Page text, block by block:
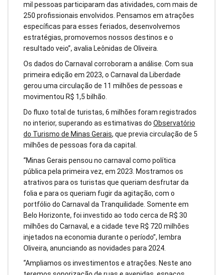
mil pessoas participaram das atividades, com mais de
250 profissionais envolvidos. Pensamos em atrações
específicas para esses feriados, desenvolvemos
estratégias, promovemos nossos destinos e o
resultado veio”, avalia Leônidas de Oliveira.
Os dados do Carnaval corroboram a análise. Com sua
primeira edição em 2023, o Carnaval da Liberdade
gerou uma circulação de 11 milhões de pessoas e
movimentou R$ 1,5 bilhão.
Do fluxo total de turistas, 6 milhões foram registrados
no interior, superando as estimativas do Observatório
do Turismo de Minas Gerais, que previa circulação de 5
milhões de pessoas fora da capital.
“Minas Gerais pensou no carnaval como política
pública pela primeira vez, em 2023. Mostramos os
atrativos para os turistas que queriam desfrutar da
folia e para os queriam fugir da agitação, com o
portfólio do Carnaval da Tranquilidade. Somente em
Belo Horizonte, foi investido ao todo cerca de R$ 30
milhões do Carnaval, e a cidade teve R$ 720 milhões
injetados na economia durante o período”, lembra
Oliveira, anunciando as novidades para 2024.
“Ampliamos os investimentos e atrações. Neste ano